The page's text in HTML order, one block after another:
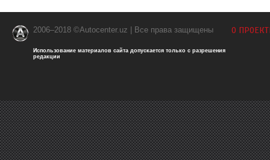
2006–2018 ©Autocenter.uz | Все права защищены
Использование материалов сайта допускается только с разрешения
редакции
О